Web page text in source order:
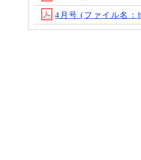
4月号 (ファイル名